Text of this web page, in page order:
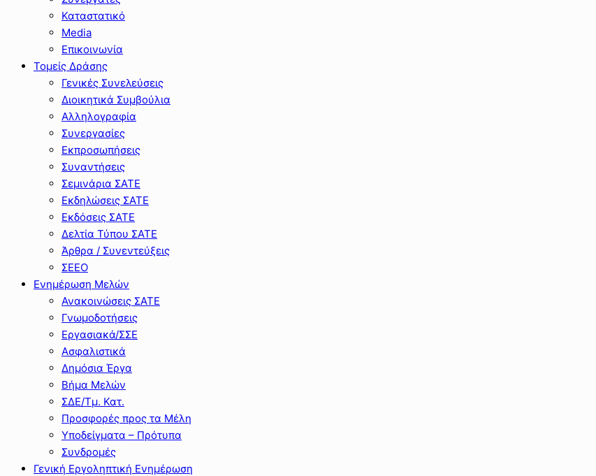
Καταστατικό
Media
Επικοινωνία
Τομείς Δράσης
Γενικές Συνελεύσεις
Διοικητικά Συμβούλια
Αλληλογραφία
Συνεργασίες
Εκπροσωπήσεις
Συναντήσεις
Σεμινάρια ΣΑΤΕ
Εκδηλώσεις ΣΑΤΕ
Εκδόσεις ΣΑΤΕ
Δελτία Τύπου ΣΑΤΕ
Άρθρα / Συνεντεύξεις
ΣΕΕΟ
Ενημέρωση Μελών
Ανακοινώσεις ΣΑΤΕ
Γνωμοδοτήσεις
Εργασιακά/ΣΣΕ
Ασφαλιστικά
Δημόσια Έργα
Βήμα Μελών
ΣΔΕ/Τμ. Κατ.
Προσφορές προς τα Μέλη
Υποδείγματα – Πρότυπα
Συνδρομές
Γενική Εργοληπτική Ενημέρωση